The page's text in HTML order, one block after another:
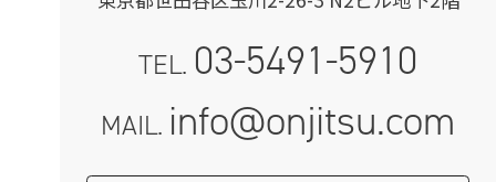
TEL. 03-5491-5910
MAIL. info@onjitsu.com